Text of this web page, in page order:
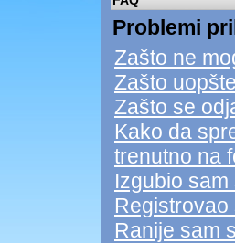
Problemi
Zašto ne
Zašto
Zašto se
Kako da
trenutno na
Izgubio sam
Ranije sam